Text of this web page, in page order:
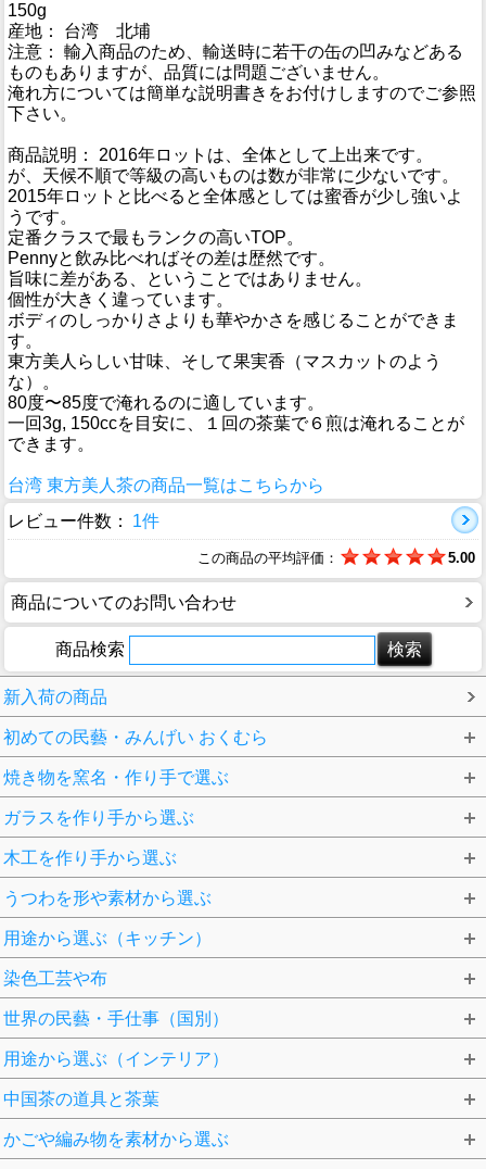
150g
産地： 台湾 北埔
注意： 輸入商品のため、輸送時に若干の缶の凹みなどある
ものもありますが、品質には問題ございません。
淹れ方については簡単な説明書きをお付けしますのでご参照
下さい。
商品説明： 2016年ロットは、全体として上出来です。
が、天候不順で等級の高いものは数が非常に少ないです。
2015年ロットと比べると全体感としては蜜香が少し強いよ
うです。
定番クラスで最もランクの高いTOP。
Pennyと飲み比べればその差は歴然です。
旨味に差がある、ということではありません。
個性が大きく違っています。
ボディのしっかりさよりも華やかさを感じることができま
す。
東方美人らしい甘味、そして果実香（マスカットのよう
な）。
80度〜85度で淹れるのに適しています。
一回3g, 150ccを目安に、１回の茶葉で６煎は淹れることが
できます。
台湾 東方美人茶の商品一覧はこちらから
レビュー件数：
1件
この商品の平均評価： 5.00
商品についてのお問い合わせ
商品検索
新入荷の商品
初めての民藝・みんげい おくむら
焼き物を窯名・作り手で選ぶ
ガラスを作り手から選ぶ
木工を作り手から選ぶ
うつわを形や素材から選ぶ
用途から選ぶ（キッチン）
染色工芸や布
世界の民藝・手仕事（国別）
用途から選ぶ（インテリア）
中国茶の道具と茶葉
かごや編み物を素材から選ぶ